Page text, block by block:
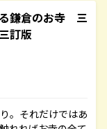
鎌倉のお寺 三
訂版
。それだけではあ